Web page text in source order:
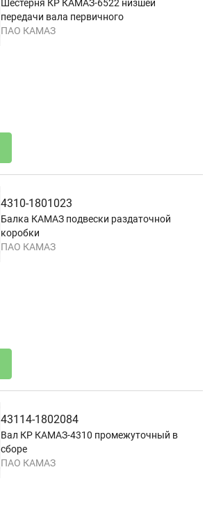
Шестерня КР КАМАЗ-6522 низшей
передачи вала первичного
ПАО КАМАЗ
4310-1801023
Балка КАМАЗ подвески раздаточной
коробки
ПАО КАМАЗ
43114-1802084
Вал КР КАМАЗ-4310 промежуточный в
сборе
ПАО КАМАЗ